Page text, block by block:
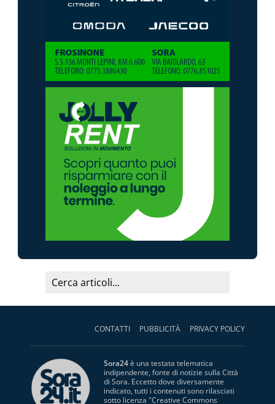
CONTATTI PUBBLICITÀ PRIVACY POLICY
Sora24è una testata telematica
indipendente, fonte di notizie sulla Città
di Sora. Eccetto dove diversamente
indicato, tutti i contenuti sono rilasciati
sotto licenza "Creative Commons